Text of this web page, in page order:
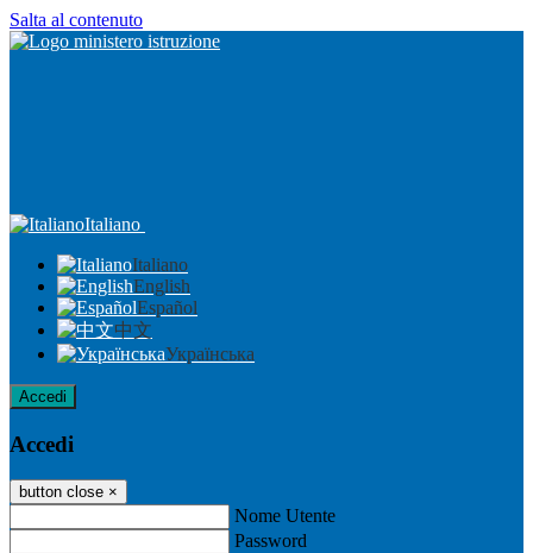
Salta al contenuto
Italiano
Italiano
English
Español
中文
Українська
Accedi
Accedi
button close ×
Nome Utente
Password